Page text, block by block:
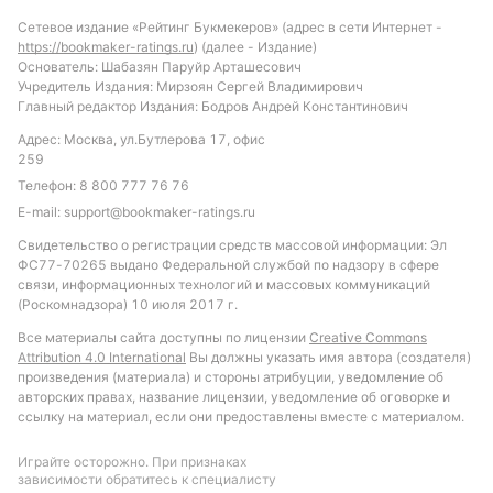
Сул больше 0.5 жёлтых карточек, что
подтверждается статистикой последних встреч.
Также стоит обратить внимание на общее
количество фолов — ожидается высокий уровень
борьбы и жёсткая игра. Такой подход позволит
лучше понять динамику матча и сделать более
обоснованные выводы по исходу встречи.
Обновлено:
Автор
Александр Трибуш
Подписаться
Сетевое издание «Рейтинг Букмекеров» (адрес в сети Интернет -
https://bookmaker-ratings.ru) (далее - Издание)
Основатель: Шабазян Паруйр Арташесович
Учредитель Издания: Мирзоян Сергей Владимирович
Главный редактор Издания: Бодров Андрей Константинович
Адрес: Москва, ул.Бутлерова 17, офис
259
Телефон: 8 800 777 76 76
E-mail: support@bookmaker-ratings.ru
Свидетельство о регистрации средств массовой информации: Эл
ФС77-70265 выдано Федеральной службой по надзору в сфере
связи, информационных технологий и массовых коммуникаций
(Роскомнадзора) 10 июля 2017 г.
Все материалы сайта доступны по лицензии Creative Commons
Attribution 4.0 International Вы должны указать имя автора (создателя)
произведения (материала) и стороны атрибуции, уведомление об
авторских правах, название лицензии, уведомление об оговорке и
ссылку на материал, если они предоставлены вместе с материалом.
Играйте осторожно. При признаках
зависимости обратитесь к специалисту